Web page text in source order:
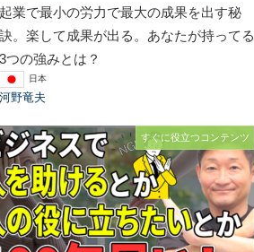
起業で最小の労力で最大の成果を出す秘
訣。楽して成果が出る。あなたが持ってる
3つの強みとは？
日本
河野竜夫
すぐに役立つコンテンツ